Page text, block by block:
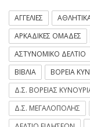
ΑΓΓΕΛΙΕΣ
ΑΡΚΑΔΙΚΕΣ ΟΜΑΔΕΣ
ΑΣΤΥΝΟΜΙΚΟ ΔΕΛΤΙΟ
ΒΙΒΛΙΑ
ΒΟΡΕΙΑ
Δ.Σ. ΒΟΡΕΙΑΣ
Δ.Σ. ΜΕΓΑΛΟΠΟΛΗΣ